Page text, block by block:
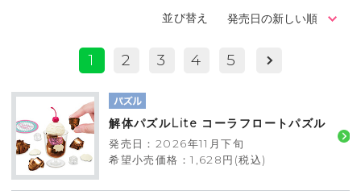
並び替え
1 2 3 4 5
解体パズルLite コーラフロートパズル
発売日：2026年11月下旬
希望小売価格：1,628円(税込)